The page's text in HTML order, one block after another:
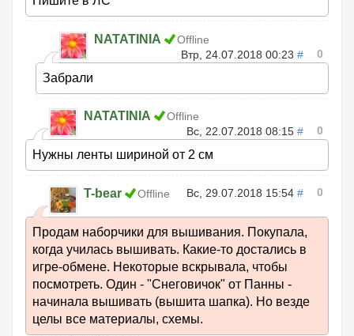
NATATINIA
Offline
Втр, 24.07.2018 00:23 # 0
Забрали
NATATINIA
Offline
Вс, 22.07.2018 08:15 # 0
Нужны ленты шириной от 2 см
T-bear Offline Вс, 29.07.2018 15:54 # 0
Продам наборчики для вышивания. Покупала,
когда училась вышивать. Какие-то достались в
игре-обмене. Некоторые вскрывала, чтобы
посмотреть. Один - "Снеговичок" от Панны -
начинала вышивать (вышита шапка). Но везде
целы все материалы, схемы.